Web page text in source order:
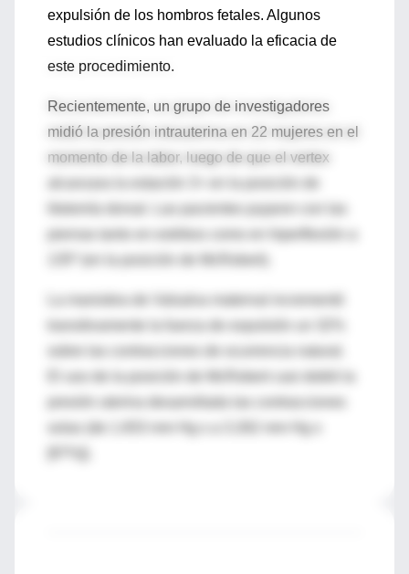
expulsión de los hombros fetales. Algunos
estudios clínicos han evaluado la eficacia de
este procedimiento.
Recientemente, un grupo de investigadores
midió la presión intrauterina en 22 mujeres en el
momento de la labor, luego de que el vertex